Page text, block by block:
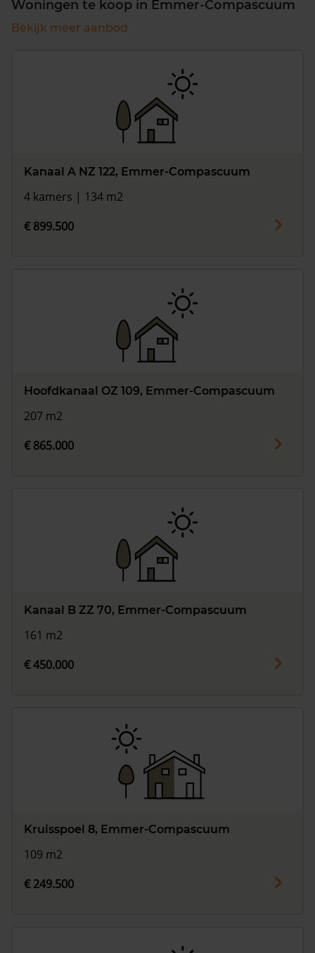
Woningen te koop in Emmer-Compascuum
Bekijk meer aanbod
Kanaal A NZ 122, Emmer-Compascuum
4 kamers | 134 m2
€ 899.500
Hoofdkanaal OZ 109, Emmer-Compascuum
207 m2
€ 865.000
Kanaal B ZZ 70, Emmer-Compascuum
161 m2
€ 450.000
Kruisspoel 8, Emmer-Compascuum
109 m2
€ 249.500